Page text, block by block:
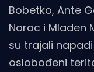
Bobetko, Ante
Norac i Mladen
su trajali
oslobođeni